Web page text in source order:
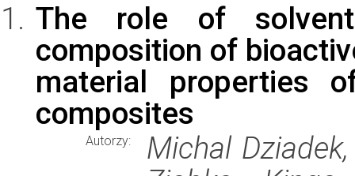
The role of
composition of
material properties
composites
Autorzy:
Michal